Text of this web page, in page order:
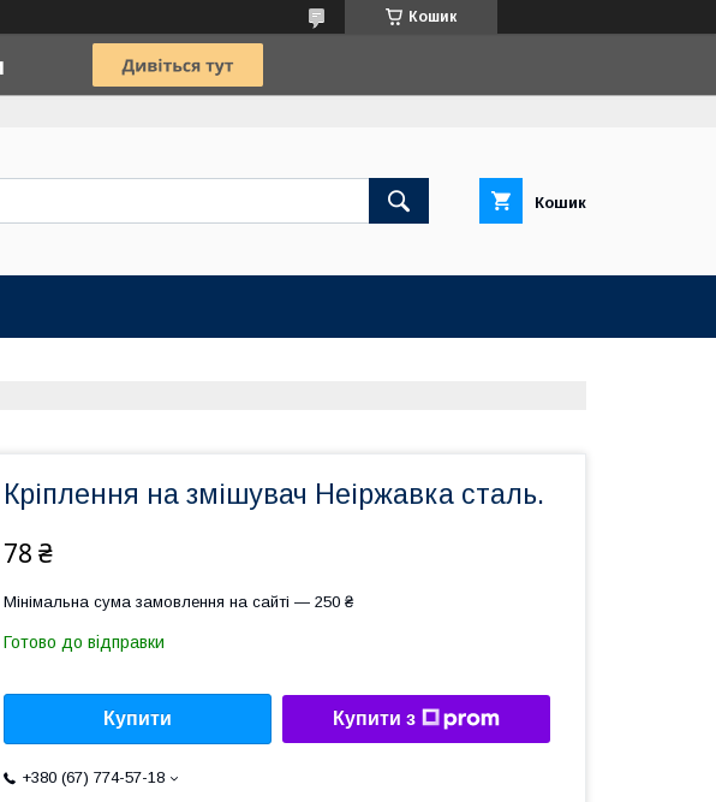
Кошик
Кошик
Кріплення на змішувач Неіржавка сталь.
78 ₴
Мінімальна сума замовлення на сайті — 250 ₴
Готово до відправки
Купити Купити з
+380 (67) 774-57-18